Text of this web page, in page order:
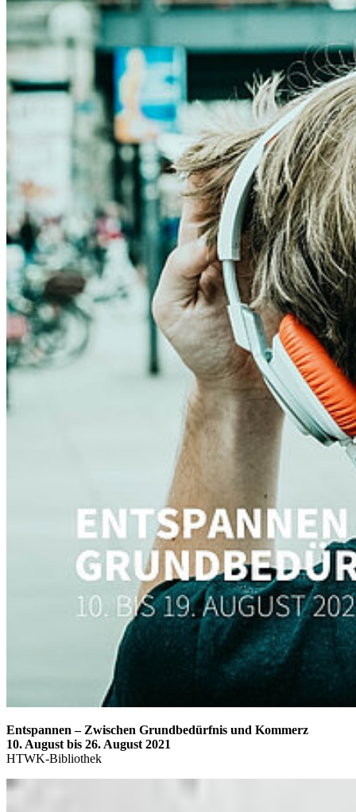
Entspannen – Zwischen Grundbedürfnis und Kommerz
10. August bis 26. August 2021
HTWK-Bibliothek